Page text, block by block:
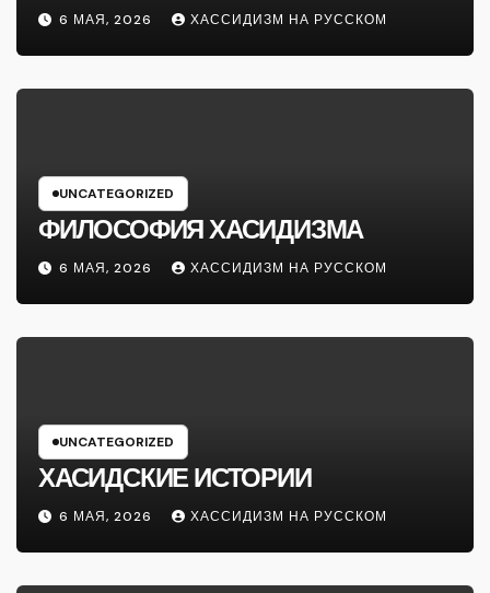
6 МАЯ, 2026 ХАССИДИЗМ НА РУССКОМ
UNCATEGORIZED
ФИЛОСОФИЯ ХАСИДИЗМА
6 МАЯ, 2026 ХАССИДИЗМ НА РУССКОМ
UNCATEGORIZED
ХАСИДСКИЕ ИСТОРИИ
6 МАЯ, 2026 ХАССИДИЗМ НА РУССКОМ